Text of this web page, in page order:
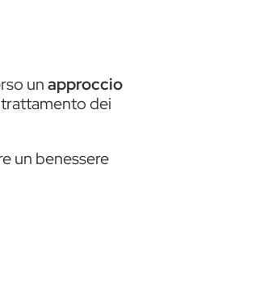
unapproccio
trattamento dei
un benessere